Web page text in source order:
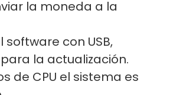
la moneda a la
software con USB,
la actualización.
de CPU el sistema es